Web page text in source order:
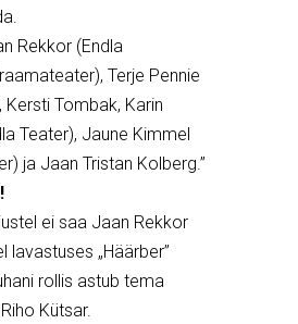
Rekkor (Endla
Terje Pennie
Kersti Tombak, Karin
Teater), Jaune Kimmel
ja Jaan Tristan Kolberg.”
ei saa Jaan Rekkor
lavastuses „Häärber”
rollis astub tema
Riho Kütsar.